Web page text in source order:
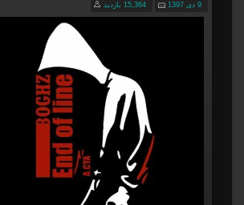
9 دی 1397 15,364 بازدید